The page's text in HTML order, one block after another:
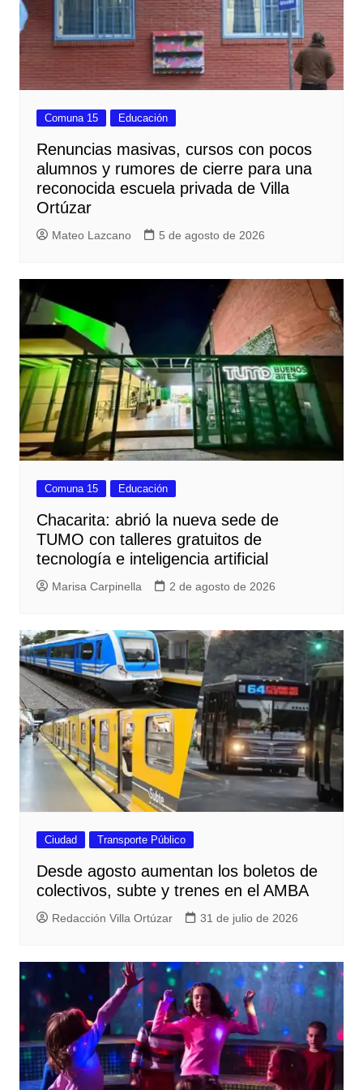
Comuna 15 Educación
Renuncias masivas, cursos con pocos
alumnos y rumores de cierre para una
reconocida escuela privada de Villa
Ortúzar
Mateo Lazcano 5 de agosto de 2026
Comuna 15 Educación
Chacarita: abrió la nueva sede de
TUMO con talleres gratuitos de
tecnología e inteligencia artificial
Marisa Carpinella 2 de agosto de 2026
Ciudad Transporte Público
Desde agosto aumentan los boletos de
colectivos, subte y trenes en el AMBA
Redacción Villa Ortúzar 31 de julio de 2026